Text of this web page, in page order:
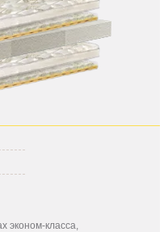
эконом-класса,